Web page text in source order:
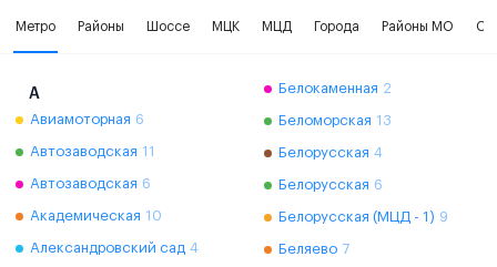
Метро Районы Шоссе МЦК МЦД Города Районы МО
А
Авиамоторная 6
Автозаводская 11
Автозаводская 6
Академическая 10
Александровский сад 4
Белокаменная 2
Беломорская 13
Белорусская 4
Белорусская 6
Белорусская (МЦД - 1) 9
Беляево 7